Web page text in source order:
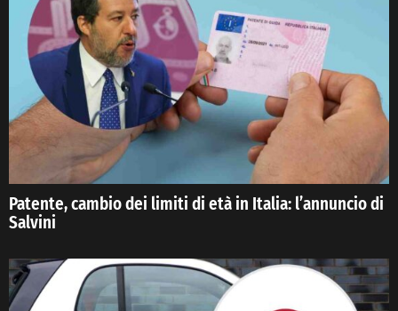
Patente, cambio dei limiti di età in Italia: l’annuncio di
Salvini